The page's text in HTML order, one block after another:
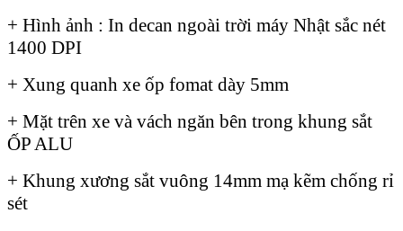
+ Hình ảnh : In decan ngoài trời máy Nhật sắc nét
1400 DPI
+ Xung quanh xe ốp fomat dày 5mm
+ Mặt trên xe và vách ngăn bên trong khung sắt
ỐP ALU
+ Khung xương sắt vuông 14mm mạ kẽm chống rỉ
sét